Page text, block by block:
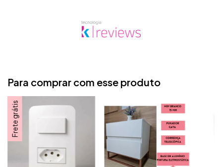
Para comprar com esse produto
Frete grátis